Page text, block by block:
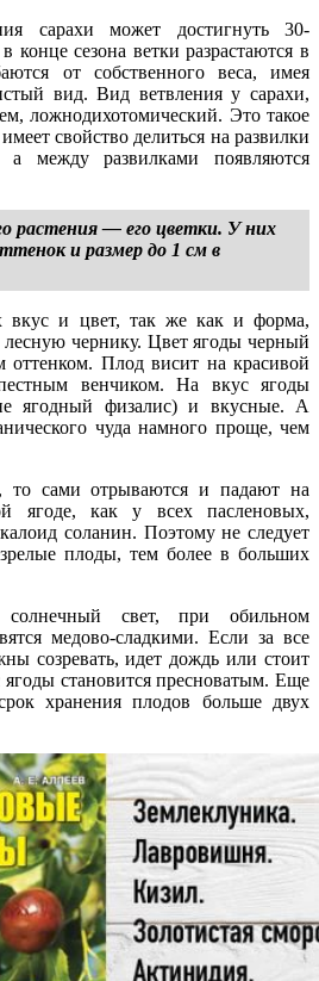
сарахи может достигнуть 30-
конце сезона ветки разрастаются в
от собственного веса, имея
вид. Вид ветвления у сарахи,
ложнодихотомический. Это такое
свойство делиться на развилки
между развилками появляются
растения — его цветки. У них
и размер до 1 см в
вкус и цвет, так же как и форма,
чернику. Цвет ягоды черный
оттенком. Плод висит на красивой
венчиком. На вкус ягоды
ягодный физалис) и вкусные. А
чуда намного проще, чем
то сами отрываются и падают на
ягоде, как у всех пасленовых,
соланин. Поэтому не следует
плоды, тем более в больших
свет, при обильном
медово-сладкими. Если за все
созревать, идет дождь или стоит
ягоды становится пресноватым. Еще
хранения плодов больше двух